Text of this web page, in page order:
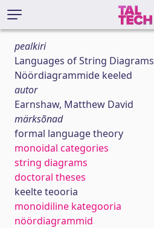
pealkiri
Languages of String Diagrams
Nöördiagrammide keeled
autor
Earnshaw, Matthew David
märksõnad
formal language theory
monoidal categories
string diagrams
doctoral theses
keelte teooria
monoidiline kategooria
nöördiagrammid